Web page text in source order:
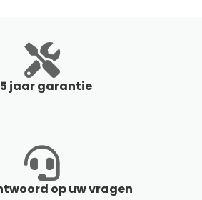
jaar garantie
op uw vragen